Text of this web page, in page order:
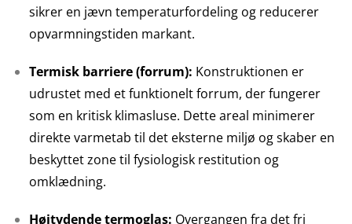
sikrer en jævn temperaturfordeling og reducerer
opvarmningstiden markant.
Termisk barriere (forrum): Konstruktionen er
udrustet med et funktionelt forrum, der fungerer
som en kritisk klimasluse. Dette areal minimerer
direkte varmetab til det eksterne miljø og skaber en
beskyttet zone til fysiologisk restitution og
omklædning.
Højtydende termoglas: Overgangen fra det fri